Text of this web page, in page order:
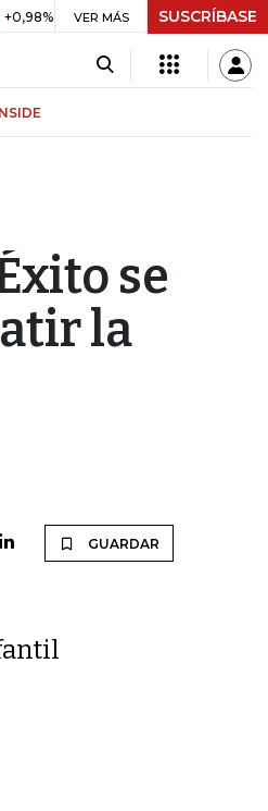
UVR $ 416,96 +$ 0,05 +0,01%
VER MÁS SUSCRÍBASE
se
la
GUARDAR